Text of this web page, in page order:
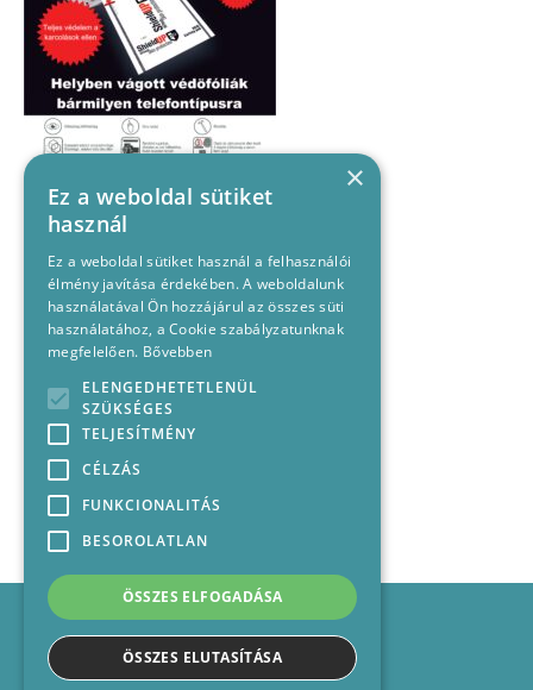
Impresszum
Felhasználási feltételek
×
Ez a weboldal sütiket
használ
Ez a weboldal sütiket használ a felhasználói
élmény javítása érdekében. A weboldalunk
használatával Ön hozzájárul az összes süti
használatához, a Cookie szabályzatunknak
megfelelően. Bővebben
ELENGEDHETETLENÜL
SZÜKSÉGES
TELJESÍTMÉNY
CÉLZÁS
FUNKCIONALITÁS
BESOROLATLAN
ÖSSZES ELFOGADÁSA
ÖSSZES ELUTASÍTÁSA